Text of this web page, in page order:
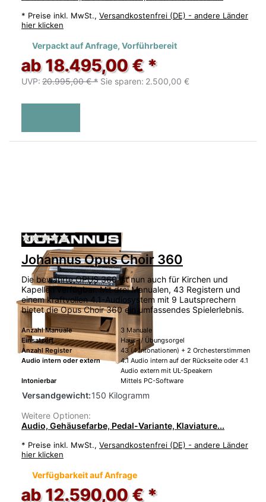
* Preise inkl. MwSt., Versandkostenfrei (DE) - andere Länder
hier klicken
Verpackt auf Anfrage, Vorführbereit
ab 18.495,00 € *
UVP: 20.995,00 € * Sie sparen: 2.500,00 €
Zu diesem Produkt liegen noch keine
Johannus Opus Choir 360
Die bewährte OPUS 360 ist nun auch für Kirchen und
Kapellen verfügbar. Mit drei Manualen, 43 Registern und
einem kraftvollen 4.1-Audiosystem mit 9 Lautsprechern
bietet die Opus Choir 360 ein umfassendes Spielerlebnis.
Anzahl Manuale
3 Manuale
Einsatzort
Haus- / Übungsorgel
Anzahl Register
43 (4 Intonationen) + 2 Orchesterstimmen
Audio intern oder extern
4.1 Audio intern auf der Rückseite oder 4.1
Audio extern mit UL-Speakern
Intonierbar
Mittels PC-Software
Versandgewicht:150 Kilogramm
Weitere Optionen:
Audio, Gehäusefarbe, Pedal-Variante, Klaviature...
* Preise inkl. MwSt., Versandkostenfrei (DE) - andere Länder
hier klicken
Verfügbarkeit auf Anfrage
ab 12.590,00 € *